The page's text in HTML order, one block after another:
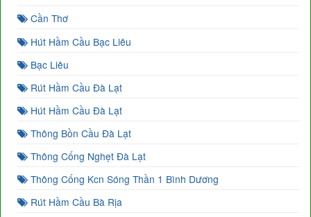
Cần Thơ
Hút Hầm Cầu Bạc Liêu
Bạc Liêu
Rút Hầm Cầu Đà Lạt
Hút Hầm Cầu Đà Lạt
Thông Bồn Cầu Đà Lạt
Thông Cống Nghẹt Đà Lạt
Thông Cống Kcn Sóng Thần 1 Bình Dương
Rút Hầm Cầu Bà Rịa